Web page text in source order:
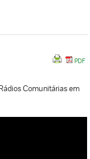
Comunitárias em